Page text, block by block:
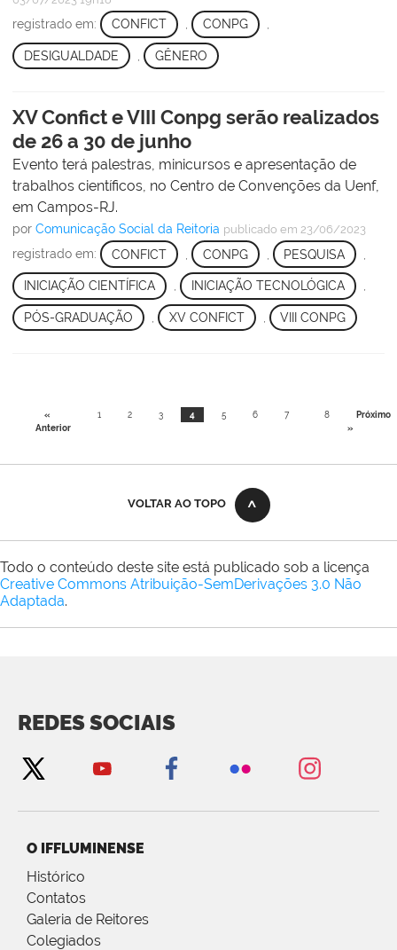
registrado em: CONFICT CONPG
DESIGUALDADE GÊNERO
XV Confict e VIII Conpg serão realizados
de 26 a 30 de junho
Evento terá palestras, minicursos e apresentação de
trabalhos científicos, no Centro de Convenções da Uenf,
em Campos-RJ.
por Comunicação Social da Reitoria publicado em 23/06/2023
registrado em: CONFICT CONPG PESQUISA
INICIAÇÃO CIENTÍFICA , INICIAÇÃO TECNOLÓGICA ,
PÓS-GRADUAÇÃO XV CONFICT VIII CONPG
«
Anterior
1 2 3 4 5 6 7 8
Próximo
»
VOLTAR AO TOPO
Todo o conteúdo deste site está publicado sob a licença
Creative Commons Atribuição-SemDerivações 3.0 Não
Adaptada.
REDES SOCIAIS
O IFFLUMINENSE
Histórico
Contatos
Galeria de Reitores
Colegiados